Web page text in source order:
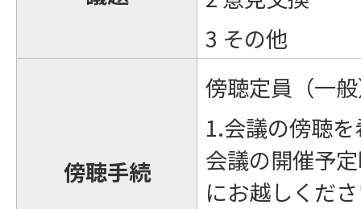
3 その他
傍聴手続
傍聴定員（一
1.会議の傍聴
会議の開催予
にお越しくだ